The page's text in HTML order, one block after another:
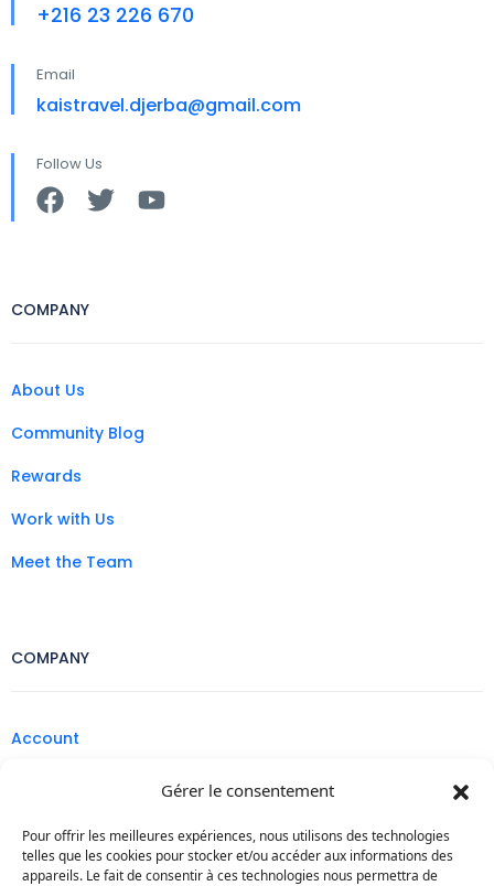
Gérer le consentement
Pour offrir les meilleures expériences, nous utilisons des technologies
telles que les cookies pour stocker et/ou accéder aux informations des
appareils. Le fait de consentir à ces technologies nous permettra de
+216 23 226 670
Email
kaistravel.djerba@gmail.com
Follow Us
COMPANY
About Us
Community Blog
Rewards
Work with Us
Meet the Team
COMPANY
Account
Contact
Affiliate Program